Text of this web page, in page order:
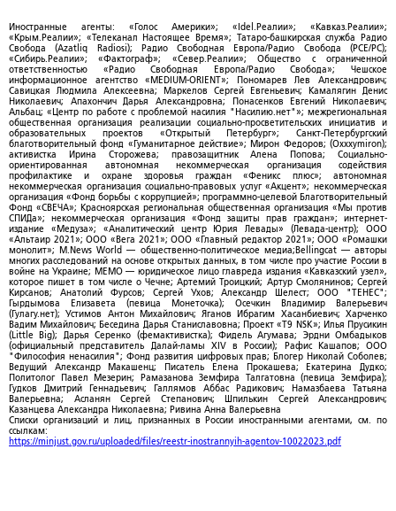
Иностранные агенты: «Голос Америки»; «Idel.Реалии»; «Кавказ.Реалии»;
«Крым.Реалии»; «Телеканал Настоящее Время»; Татаро-башкирская служба Радио
Свобода (Azatliq Radiosi); Радио Свободная Европа/Радио Свобода (PCE/PC);
«Сибирь.Реалии»; «Фактограф»; «Север.Реалии»; Общество с ограниченной
ответственностью «Радио Свободная Европа/Радио Свобода»; Чешское
информационное агентство «MEDIUM-ORIENT»; Пономарев Лев Александрович;
Савицкая Людмила Алексеевна; Маркелов Сергей Евгеньевич; Камалягин Денис
Николаевич; Апахончич Дарья Александровна; Понасенков Евгений Николаевич;
Альбац; «Центр по работе с проблемой насилия "Насилию.нет"»; межрегиональная
общественная организация реализации социально-просветительских инициатив и
образовательных проектов «Открытый Петербург»; Санкт-Петербургский
благотворительный фонд «Гуманитарное действие»; Мирон Федоров; (Oxxxymiron);
активистка Ирина Сторожева; правозащитник Алена Попова; Социально-
ориентированная автономная некоммерческая организация содействия
профилактике и охране здоровья граждан «Феникс плюс»; автономная
некоммерческая организация социально-правовых услуг «Акцент»; некоммерческая
организация «Фонд борьбы с коррупцией»; программно-целевой Благотворительный
Фонд «СВЕЧА»; Красноярская региональная общественная организация «Мы против
СПИДа»; некоммерческая организация «Фонд защиты прав граждан»; интернет-
издание «Медуза»; «Аналитический центр Юрия Левады» (Левада-центр); ООО
«Альтаир 2021»; ООО «Вега 2021»; ООО «Главный редактор 2021»; ООО «Ромашки
монолит»; M.News World — общественно-политическое медиа;Bellingcat — авторы
многих расследований на основе открытых данных, в том числе про участие России в
войне на Украине; МЕМО — юридическое лицо главреда издания «Кавказский узел»,
которое пишет в том числе о Чечне; Артемий Троицкий; Артур Смолянинов; Сергей
Кирсанов; Анатолий Фурсов; Сергей Ухов; Александр Шелест; ООО "ТЕНЕС";
Гырдымова Елизавета (певица Монеточка); Осечкин Владимир Валерьевич
(Гулагу.нет); Устимов Антон Михайлович; Яганов Ибрагим Хасанбиевич; Харченко
Вадим Михайлович; Беседина Дарья Станиславовна; Проект «T9 NSK»; Илья Прусикин
(Little Big); Дарья Серенко (фемактивистка); Фидель Агумава; Эрдни Омбадыков
(официальный представитель Далай-ламы XIV в России); Рафис Кашапов; ООО
"Философия ненасилия"; Фонд развития цифровых прав; Блогер Николай Соболев;
Ведущий Александр Макашенц; Писатель Елена Прокашева; Екатерина Дудко;
Политолог Павел Мезерин; Рамазанова Земфира Талгатовна (певица Земфира);
Гудков Дмитрий Геннадьевич; Галлямов Аббас Радикович; Намазбаева Татьяна
Валерьевна; Асланян Сергей Степанович; Шпилькин Сергей Александрович;
Казанцева Александра Николаевна; Ривина Анна Валерьевна
Списки организаций и лиц, признанных в России иностранными агентами, см. по
ссылкам:
https://minjust.gov.ru/uploaded/files/reestr-inostrannyih-agentov-10022023.pdf